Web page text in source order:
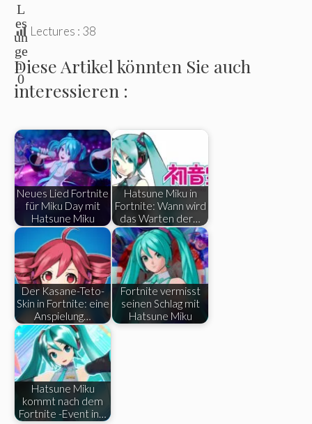
L
es
un
ge
n:
0
Lectures : 38
Diese Artikel könnten Sie auch
interessieren :
Neues Lied Fortnite
für Miku Day mit
Hatsune Miku
Hatsune Miku in
Fortnite: Wann wird
das Warten der…
Der Kasane-Teto-
Skin in Fortnite: eine
Anspielung…
Fortnite vermisst
seinen Schlag mit
Hatsune Miku
Hatsune Miku
kommt nach dem
Fortnite -Event in…